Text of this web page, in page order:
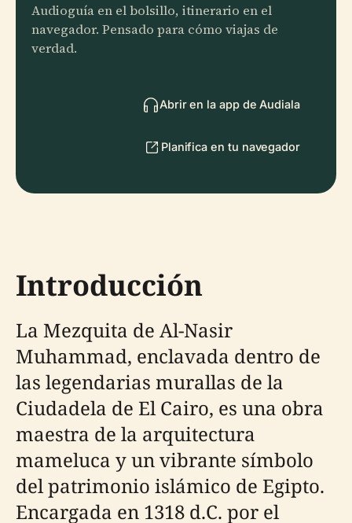
Audioguía en el bolsillo, itinerario en el
navegador. Pensado para cómo viajas de
verdad.
Abrir en la app de Audiala
Planifica en tu navegador
Introducción
La Mezquita de Al-Nasir
Muhammad, enclavada dentro de
las legendarias murallas de la
Ciudadela de El Cairo, es una obra
maestra de la arquitectura
mameluca y un vibrante símbolo
del patrimonio islámico de Egipto.
Encargada en 1318 d.C. por el